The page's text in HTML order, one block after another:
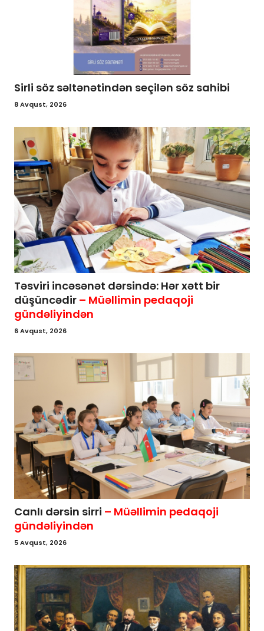
Sirli söz səltənətindən seçilən söz sahibi
8 Avqust, 2026
Təsviri incəsənət dərsində: Hər xətt bir
düşüncədir – Müəllimin pedaqoji
gündəliyindən
6 Avqust, 2026
Canlı dərsin sirri – Müəllimin pedaqoji
gündəliyindən
5 Avqust, 2026